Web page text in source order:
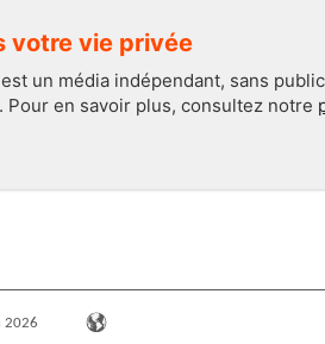
votre vie privée
un média indépendant, sans
Pour en savoir plus, consultez notre
2026